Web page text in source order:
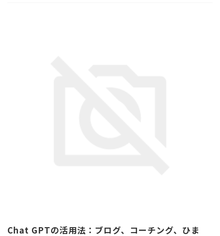
Chat GPTの活用法：ブログ、コーチング、ひま